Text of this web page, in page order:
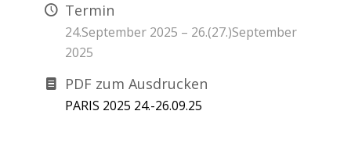
Termin
24.September 2025 – 26.(27.)September
2025
PDF zum Ausdrucken
PARIS 2025 24.-26.09.25